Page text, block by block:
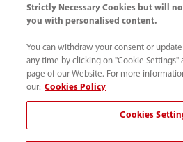
52 55 5661 9450
Condiciones de uso｜ Mapa del
Aviso de privacidad
Contáctenos
Strictly Necessary Cookies but will
you with personalised content.
You can withdraw your consent or
any time by clicking on "Cookie
page of our Website. For more
our: Cookies Policy
Cookies